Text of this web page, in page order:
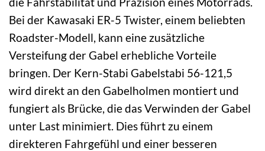
Bei der Kawasaki ER-5 Twister, einem beliebten
Roadster-Modell, kann eine zusätzliche
Versteifung der Gabel erhebliche Vorteile
bringen. Der Kern-Stabi Gabelstabi 56-121,5
wird direkt an den Gabelholmen montiert und
fungiert als Brücke, die das Verwinden der Gabel
unter Last minimiert. Dies führt zu einem
direkteren Fahrgefühl und einer besseren